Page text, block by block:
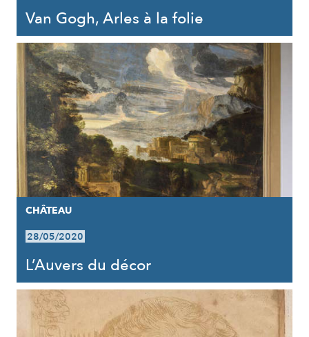
Van Gogh, Arles à la folie
CHÂTEAU
28/05/2020
L’Auvers du décor